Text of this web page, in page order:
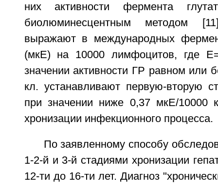
них активности фермента
биолюминесцентным методом
выражают в международных
(мкЕ) на 10000 лимфоцитов, где
значении активности ГР равном или
кл. устанавливают первую-вторую
при значении ниже 0,37 мкЕ/10000
хронизации инфекционного процесса.
По заявленному способу
1-2-й и 3-й стадиями хронизации
12-ти до 16-ти лет. Диагноз